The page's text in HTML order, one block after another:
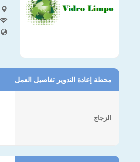
محطة إعادة التدوير تفاصيل العمل
الزجاج